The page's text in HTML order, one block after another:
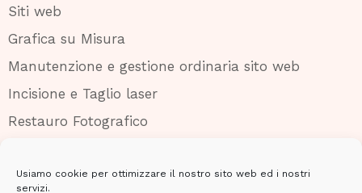
Usiamo cookie per ottimizzare il nostro sito web ed i nostri
servizi.
Siti web
Grafica su Misura
Manutenzione e gestione ordinaria sito web
Incisione e Taglio laser
Restauro Fotografico